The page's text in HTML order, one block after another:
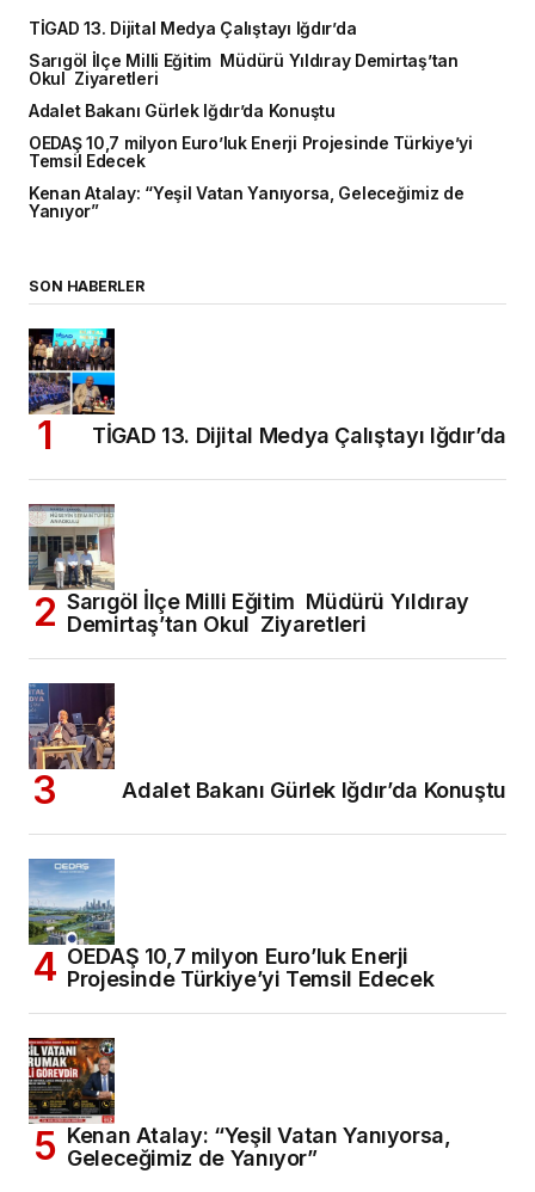
TİGAD 13. Dijital Medya Çalıştayı Iğdır’da
Sarıgöl İlçe Milli Eğitim Müdürü Yıldıray Demirtaş’tan
Okul Ziyaretleri
Adalet Bakanı Gürlek Iğdır’da Konuştu
OEDAŞ 10,7 milyon Euro’luk Enerji Projesinde Türkiye’yi
Temsil Edecek
Kenan Atalay: “Yeşil Vatan Yanıyorsa, Geleceğimiz de
Yanıyor”
SON HABERLER
TİGAD 13. Dijital Medya Çalıştayı Iğdır’da
Sarıgöl İlçe Milli Eğitim Müdürü Yıldıray
Demirtaş’tan Okul Ziyaretleri
Adalet Bakanı Gürlek Iğdır’da Konuştu
OEDAŞ 10,7 milyon Euro’luk Enerji
Projesinde Türkiye’yi Temsil Edecek
Kenan Atalay: “Yeşil Vatan Yanıyorsa,
Geleceğimiz de Yanıyor”